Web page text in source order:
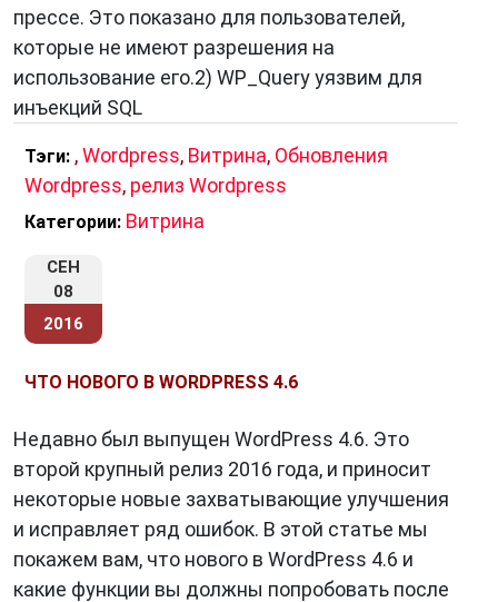
прессе. Это показано для пользователей,
которые не имеют разрешения на
использование его.2) WP_Query уязвим для
инъекций SQL
Тэги: ,Wordpress, Витрина, Обновления
Wordpress, релиз Wordpress
Категории: Витрина
СЕН
08
2016
ЧТО НОВОГО В WORDPRESS 4.6
Недавно был выпущен WordPress 4.6. Это
второй крупный релиз 2016 года, и приносит
некоторые новые захватывающие улучшения
и исправляет ряд ошибок. В этой статье мы
покажем вам, что нового в WordPress 4.6 и
какие функции вы должны попробовать после